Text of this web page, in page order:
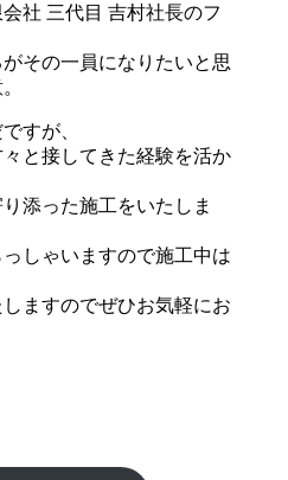
社 三代目 吉村社長のフ
その一員になりたいと思
すが、
と接してきた経験を活か
添った施工をいたしま
しゃいますので施工中は
ますのでぜひお気軽にお